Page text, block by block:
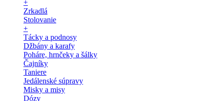
+
Zrkadlá
Stolovanie
+
Tácky a podnosy
Džbány a karafy
Poháre, hrnčeky a šálky
Čajníky
Taniere
Jedálenské súpravy
Misky a misy
Dózy